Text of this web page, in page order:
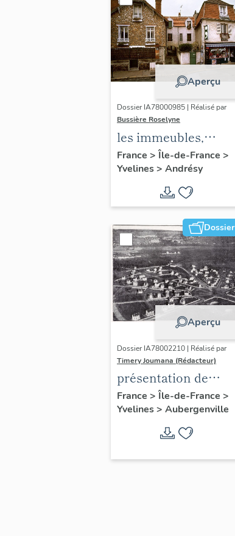
Aperçu
Dossier IA78000985 | Réalisé par
Bussière Roselyne
les immeubles,
maisons et fermes
du canton d'Andrésy
France > Île-de-France >
Yvelines> Andrésy
Dossier
Aperçu
Dossier IA78002210 | Réalisé par
Timery Joumana (Rédacteur)
présentation de
l'étude
d'Elisabethville
France > Île-de-France >
Yvelines> Aubergenville